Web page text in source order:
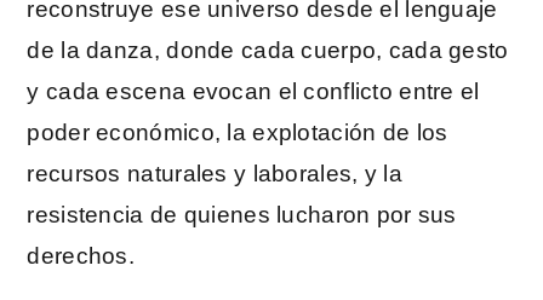
reconstruye ese universo desde el lenguaje
de la danza, donde cada cuerpo, cada gesto
y cada escena evocan el conflicto entre el
poder económico, la explotación de los
recursos naturales y laborales, y la
resistencia de quienes lucharon por sus
derechos.